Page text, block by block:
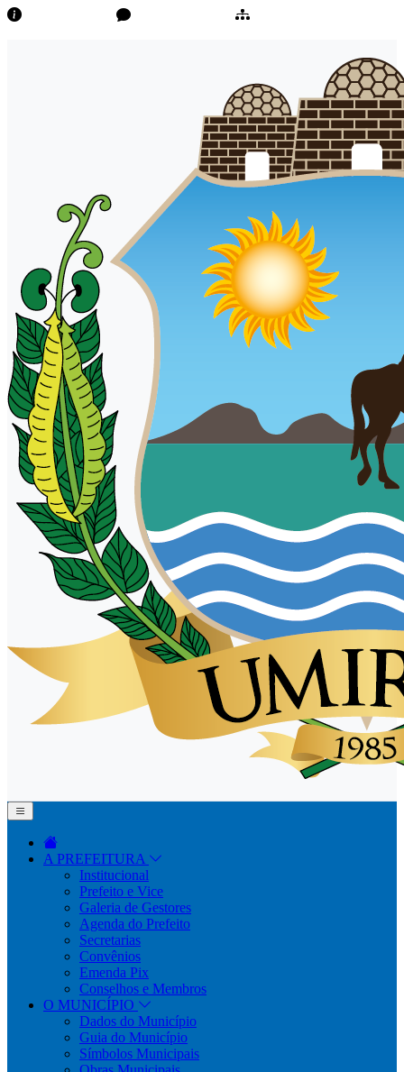
A PREFEITURA
Institucional
Prefeito e Vice
Galeria de Gestores
Agenda do Prefeito
Secretarias
Convênios
Emenda Pix
Conselhos e Membros
O MUNICÍPIO
Dados do Município
Guia do Município
Símbolos Municipais